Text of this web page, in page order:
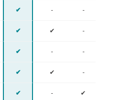
✔ - -
✔ ✔ -
✔ - -
✔ ✔ -
✔ - ✔